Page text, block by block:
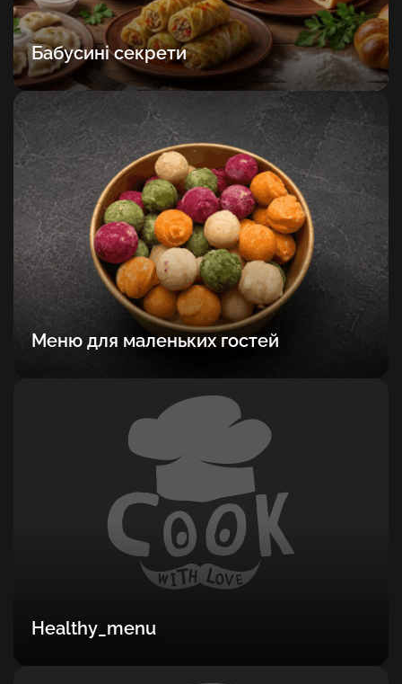
Бабусині секрети
Меню для маленьких гостей
Healthy_menu